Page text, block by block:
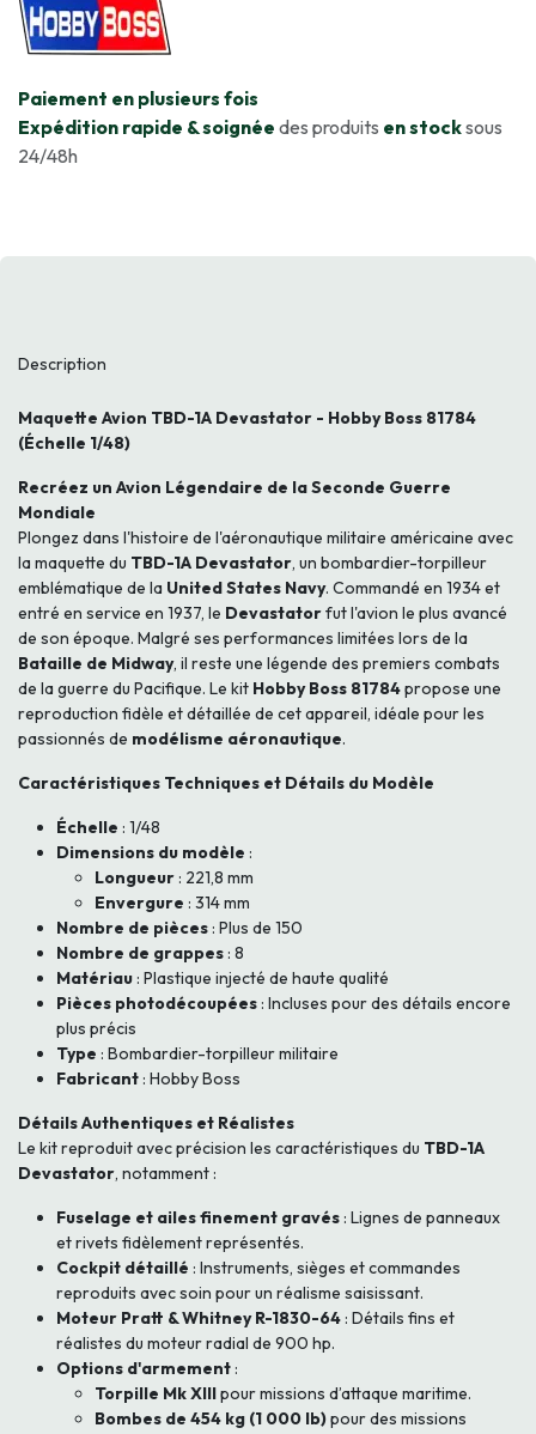
​Paiement en plusieurs fois
Expédition rapide & soignée des produits en stocksous
24/48h
Description
Maquette Avion TBD-1A Devastator - Hobby Boss 81784
(Échelle 1/48)
Recréez un Avion Légendaire de la Seconde Guerre
Mondiale
Plongez dans l'histoire de l'aéronautique militaire américaine avec
la maquette du TBD-1A Devastator, un bombardier-torpilleur
emblématique de la United States Navy. Commandé en 1934 et
entré en service en 1937, le Devastatorfut l'avion le plus avancé
de son époque. Malgré ses performances limitées lors de la
Bataille de Midway, il reste une légende des premiers combats
de la guerre du Pacifique. Le kit Hobby Boss 81784propose une
reproduction fidèle et détaillée de cet appareil, idéale pour les
passionnés de modélisme aéronautique.
Caractéristiques Techniques et Détails du Modèle
Échelle : 1/48
Dimensions du modèle :
Longueur : 221,8 mm
Envergure : 314 mm
Nombre de pièces : Plus de 150
Nombre de grappes : 8
Matériau : Plastique injecté de haute qualité
Pièces photodécoupées : Incluses pour des détails encore
plus précis
Type : Bombardier-torpilleur militaire
Fabricant : Hobby Boss
Détails Authentiques et Réalistes
Le kit reproduit avec précision les caractéristiques du TBD-1A
Devastator, notamment :
Fuselage et ailes finement gravés : Lignes de panneaux
et rivets fidèlement représentés.
Cockpit détaillé : Instruments, sièges et commandes
reproduits avec soin pour un réalisme saisissant.
Moteur Pratt & Whitney R-1830-64 : Détails fins et
réalistes du moteur radial de 900 hp.
Options d'armement :
Torpille Mk XIIIpour missions d’attaque maritime.
Bombes de 454 kg (1 000 lb)pour des missions